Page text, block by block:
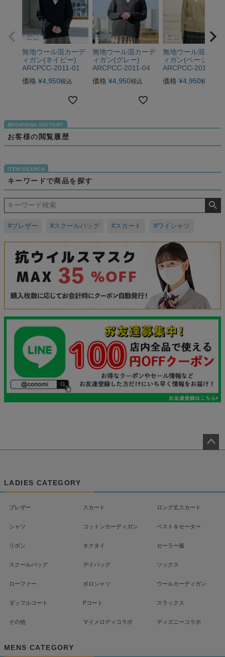
無地ウール混カーデ
ィガン(ネイビー)
ARCPCC-2011-01
価格 ¥4,950税込
無地ウール混カーデ
ィガン(グレー)
ARCPCC-2011-04
価格 ¥4,950税込
無地ウール混カー
ィガン(ベージュ)
ARCPCC-2011-05
価格 ¥4,950税込
お客様の閲覧履歴
キーワードで商品を探す
#ブレザー #スクールバッグ #スカート #ワイシャツ
LADIES CATEGORY
ブレザー スカート ロング丈スカート
シャツ コットンカーディガン ベスト＆セーター
リボン ネクタイ セーラー服
スクールバッグ デイバッグ ソックス
ローファー ポロシャツ ウールカーディガン
ダッフルコート Pコート スラックス
その他 マイメロディコラボ ディズニーコラボ
MENS CATEGORY